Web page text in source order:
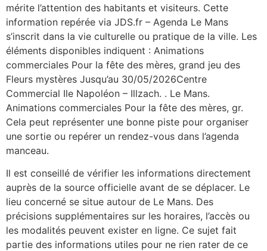
mérite l’attention des habitants et visiteurs. Cette
information repérée via JDS.fr – Agenda Le Mans
s’inscrit dans la vie culturelle ou pratique de la ville. Les
éléments disponibles indiquent : Animations
commerciales Pour la fête des mères, grand jeu des
Fleurs mystères Jusqu’au 30/05/2026Centre
Commercial Ile Napoléon – Illzach. . Le Mans.
Animations commerciales Pour la fête des mères, gr.
Cela peut représenter une bonne piste pour organiser
une sortie ou repérer un rendez-vous dans l’agenda
manceau.
Il est conseillé de vérifier les informations directement
auprès de la source officielle avant de se déplacer. Le
lieu concerné se situe autour de Le Mans. Des
précisions supplémentaires sur les horaires, l’accès ou
les modalités peuvent exister en ligne. Ce sujet fait
partie des informations utiles pour ne rien rater de ce